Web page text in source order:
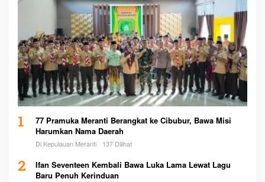
1
77 Pramuka Meranti Berangkat ke Cibubur, Bawa Misi
Harumkan Nama Daerah
Di Kepulauan Meranti 137 Dilihat
2
Ifan Seventeen Kembali Bawa Luka Lama Lewat Lagu
Baru Penuh Kerinduan